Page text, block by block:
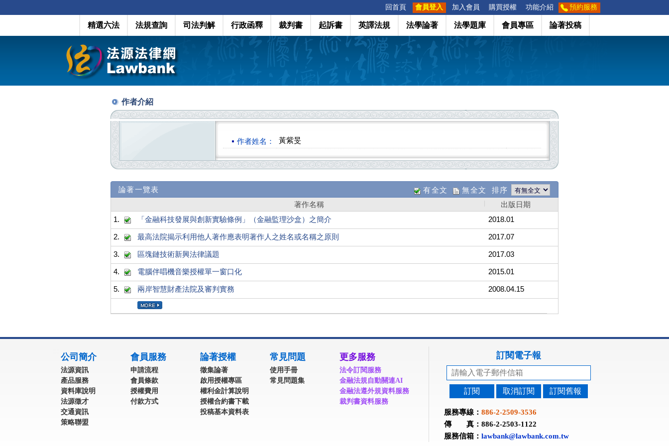
回首頁 會員登入 加入會員 購買授權 功能介紹 預約服務
精選六法 法規查詢 司法判解 行政函釋 裁判書 起訴書 英譯法規 法學論著 法學題庫 會員專區 論著投稿
作者介紹
作者姓名： 黃紫旻
論著一覽表 有全文 無全文 排序
著作名稱
出版日期
1.
「金融科技發展與創新實驗條例」（金融監理沙盒）之簡介 2018.01
2. 最高法院揭示利用他人著作應表明著作人之姓名或名稱之原則 2017.07
3. 區塊鏈技術新興法律議題 2017.03
4. 電腦伴唱機音樂授權單一窗口化 2015.01
5. 兩岸智慧財產法院及審判實務 2008.04.15
公司簡介
法源資訊
產品服務
資料庫說明
法源徵才
交通資訊
策略聯盟
會員服務
申請流程
會員條款
授權費用
付款方式
論著授權
徵集論著
啟用授權專區
權利金計算說明
授權合約書下載
投稿基本資料表
常見問題
使用手冊
常見問題集
更多服務
法令訂閱服務
金融法規自動關連AI
金融法遵外規資料服務
裁判書資料服務
訂閱電子報
訂閱 取消訂閱 訂閱舊報
服務專線： 886-2-2509-3536
傳 真：886-2-2503-1122
服務信箱： lawbank@lawbank.com.tw